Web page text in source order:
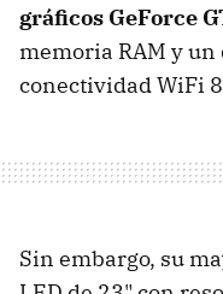
gráficos GeForce
memoria RAM y un
conectividad WiFi
Sin embargo, su